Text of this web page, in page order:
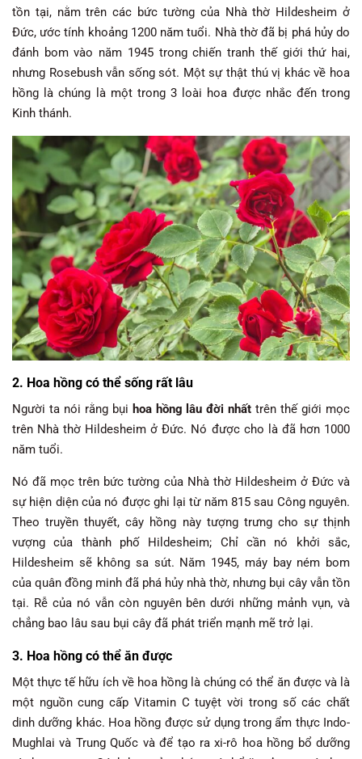
tồn tại, nằm trên các bức tường của Nhà thờ Hildesheim ở
Đức, ước tính khoảng 1200 năm tuổi. Nhà thờ đã bị phá hủy do
đánh bom vào năm 1945 trong chiến tranh thế giới thứ hai,
nhưng Rosebush vẫn sống sót. Một sự thật thú vị khác về hoa
hồng là chúng là một trong 3 loài hoa được nhắc đến trong
Kinh thánh.
2. Hoa hồng có thể sống rất lâu
Người ta nói rằng bụi hoa hồng lâu đời nhất trên thế giới mọc
trên Nhà thờ Hildesheim ở Đức. Nó được cho là đã hơn 1000
năm tuổi.
Nó đã mọc trên bức tường của Nhà thờ Hildesheim ở Đức và
sự hiện diện của nó được ghi lại từ năm 815 sau Công nguyên.
Theo truyền thuyết, cây hồng này tượng trưng cho sự thịnh
vượng của thành phố Hildesheim; Chỉ cần nó khởi sắc,
Hildesheim sẽ không sa sút. Năm 1945, máy bay ném bom
của quân đồng minh đã phá hủy nhà thờ, nhưng bụi cây vẫn tồn
tại. Rễ của nó vẫn còn nguyên bên dưới những mảnh vụn, và
chẳng bao lâu sau bụi cây đã phát triển mạnh mẽ trở lại.
3. Hoa hồng có thể ăn được
Một thực tế hữu ích về hoa hồng là chúng có thể ăn được và là
một nguồn cung cấp Vitamin C tuyệt vời trong số các chất
dinh dưỡng khác. Hoa hồng được sử dụng trong ẩm thực Indo-
Mughlai và Trung Quốc và để tạo ra xi-rô hoa hồng bổ dưỡng